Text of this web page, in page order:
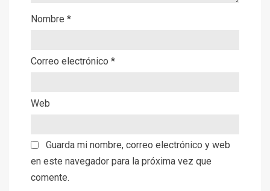
Nombre *
Correo electrónico *
Web
Guarda mi nombre, correo electrónico y web
en este navegador para la próxima vez que
comente.